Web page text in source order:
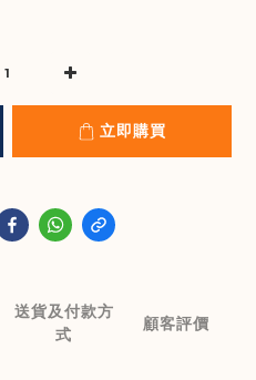
立即購買
送貨及付款方
式
顧客評價